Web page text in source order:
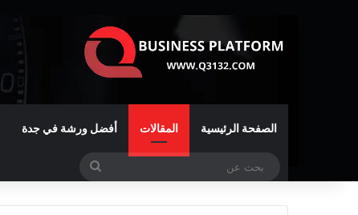
الصفحة الرئيسية المقالات أفضل ورشة في جدة